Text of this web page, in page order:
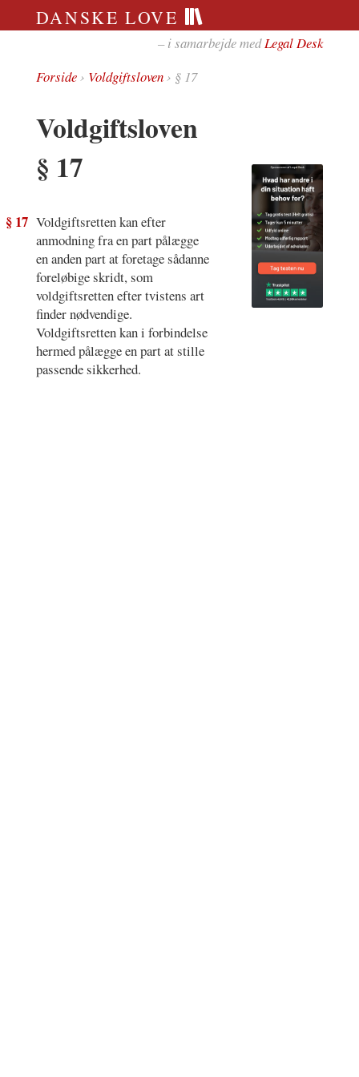
DANSKE LOVE
– i samarbejde medLegal Desk
Forside› Voldgiftsloven› § 17
Voldgiftsloven
§ 17
§ 17 Voldgiftsretten kan efter
anmodning fra en part pålægge
en anden part at foretage sådanne
foreløbige skridt, som
voldgiftsretten efter tvistens art
finder nødvendige.
Voldgiftsretten kan i forbindelse
hermed pålægge en part at stille
passende sikkerhed.